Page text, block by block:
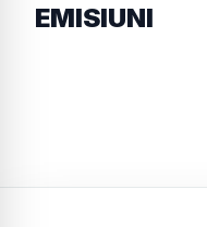
EMISIUNI